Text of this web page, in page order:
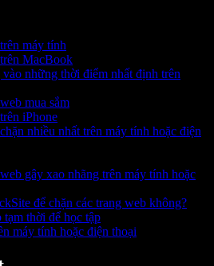
máy tính
MacBook
những thời điểm nhất định trên
mua sắm
iPhone
nhiều nhất trên máy tính hoặc điện
gây xao nhãng trên máy tính hoặc
để chặn các trang web không?
tạm thời để học tập
máy tính hoặc điện thoại